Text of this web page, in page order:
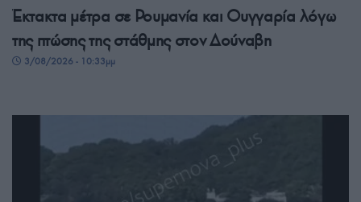
Έκτακτα μέτρα σε Ρουμανία και Ουγγαρία λόγω
της πτώσης της στάθμης στον Δούναβη
3/08/2026 - 10:33μμ